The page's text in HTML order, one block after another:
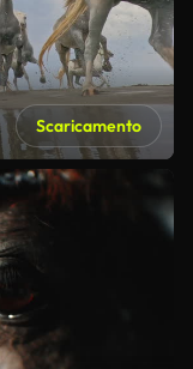
Scaricamento